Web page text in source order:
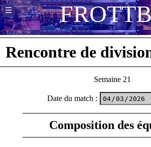
FROTT
☰
Rencontre de
Semaine 21
Date du match :
Composition des